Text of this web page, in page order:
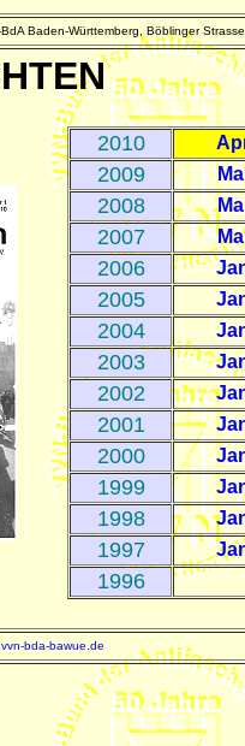
BdA Baden-Württemberg, Böblinger
2010
2009
2008
2007
2006
2005
2004
2003
2002
2001
2000
1999
1998
1997
1996
bda-bawue.de